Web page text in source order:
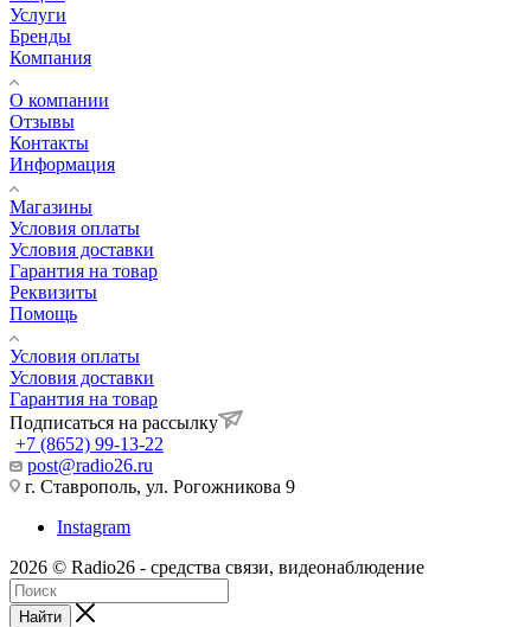
Услуги
Бренды
Компания
О компании
Отзывы
Контакты
Информация
Магазины
Условия оплаты
Условия доставки
Гарантия на товар
Реквизиты
Помощь
Условия оплаты
Условия доставки
Гарантия на товар
Подписаться на рассылку
+7 (8652) 99-13-22
post@radio26.ru
г. Ставрополь, ул. Рогожникова 9
Instagram
2026 © Radio26 - средства связи, видеонаблюдение
Найти